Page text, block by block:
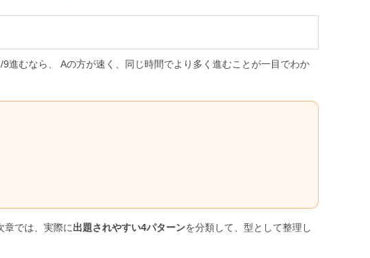
進むなら、 Aの方が速く、同じ時間でより多く進むことが一目でわか
章では、実際に出題されやすい4パターンを分類して、型として整理し